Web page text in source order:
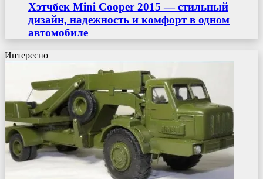
Хэтчбек Mini Cooper 2015 — стильный
дизайн, надежность и комфорт в одном
автомобиле
Интересно